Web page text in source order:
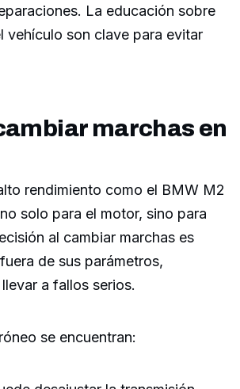
La educación sobre
vehículo son clave para evitar
marchas en
rendimiento como el BMW M2
solo para el motor, sino para
al cambiar marchas es
de sus parámetros,
a fallos serios.
se encuentran: